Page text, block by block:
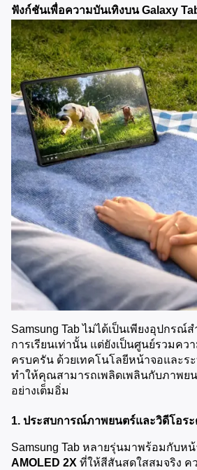
ฟังก์ชันเพื่อความบันเทิงบน Galaxy
Samsung Tab ไม่ได้เป็นเพียงอุปกรณ์
การเรียนเท่านั้น แต่ยังเป็นศูนย์รวมคว
ครบครัน ด้วยเทคโนโลยีหน้าจอและร
ทำให้คุณสามารถเพลิดเพลินกับภาพยน
อย่างเต็มอิ่ม
1. ประสบการณ์ภาพยนตร์และวิดีโอร
Samsung Tab หลายรุ่นมาพร้อมกับหน้
AMOLED 2X ที่ให้สีสันสดใสสมจริง ค